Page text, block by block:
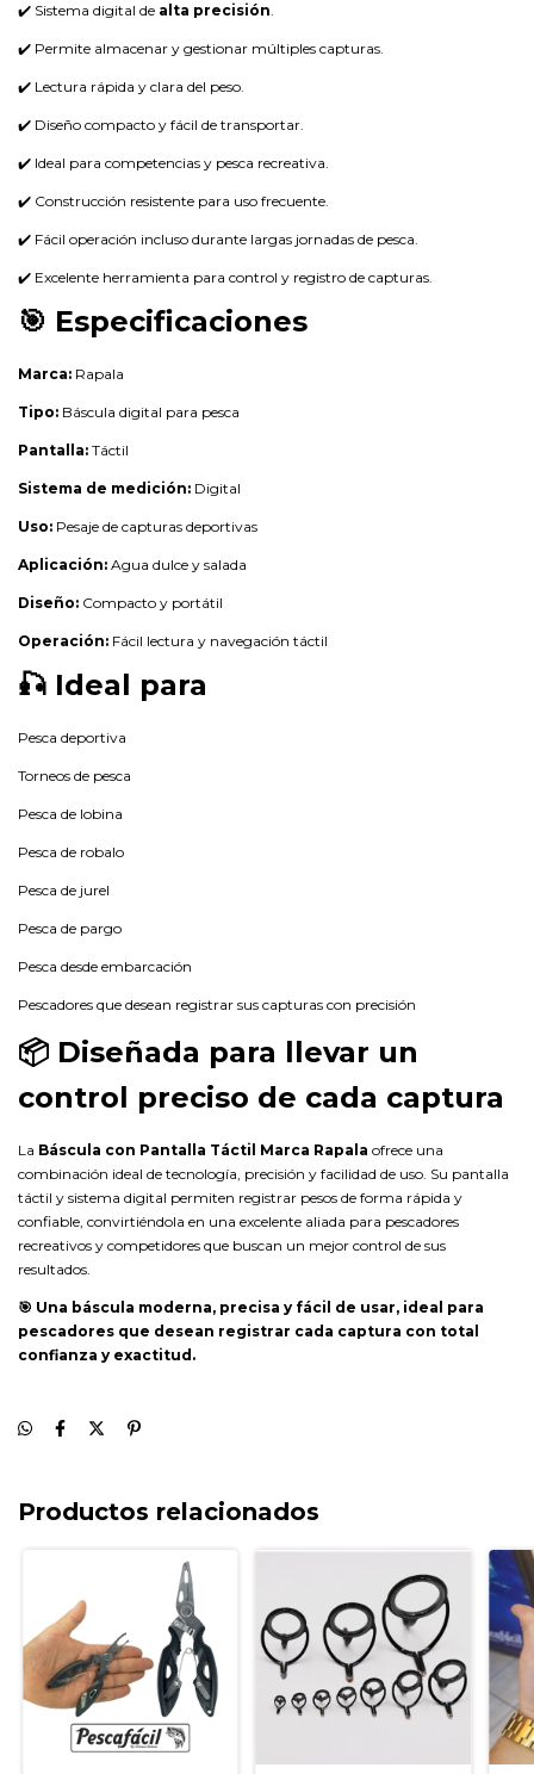
✔️ Sistema digital de alta precisión.
✔️ Permite almacenar y gestionar múltiples capturas.
✔️ Lectura rápida y clara del peso.
✔️ Diseño compacto y fácil de transportar.
✔️ Ideal para competencias y pesca recreativa.
✔️ Construcción resistente para uso frecuente.
✔️ Fácil operación incluso durante largas jornadas de pesca.
✔️ Excelente herramienta para control y registro de capturas.
🎯 Especificaciones
Marca: Rapala
Tipo: Báscula digital para pesca
Pantalla: Táctil
Sistema de medición: Digital
Uso: Pesaje de capturas deportivas
Aplicación: Agua dulce y salada
Diseño: Compacto y portátil
Operación: Fácil lectura y navegación táctil
🎣 Ideal para
Pesca deportiva
Torneos de pesca
Pesca de lobina
Pesca de robalo
Pesca de jurel
Pesca de pargo
Pesca desde embarcación
Pescadores que desean registrar sus capturas con precisión
📦 Diseñada para llevar un
control preciso de cada captura
La Báscula con Pantalla Táctil Marca Rapala ofrece una
combinación ideal de tecnología, precisión y facilidad de uso. Su pantalla
táctil y sistema digital permiten registrar pesos de forma rápida y
confiable, convirtiéndola en una excelente aliada para pescadores
recreativos y competidores que buscan un mejor control de sus
resultados.
🎯 Una báscula moderna, precisa y fácil de usar, ideal para
pescadores que desean registrar cada captura con total
confianza y exactitud.
Productos relacionados